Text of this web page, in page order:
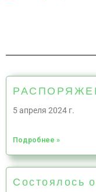
5
Подробнее »
Состоялось